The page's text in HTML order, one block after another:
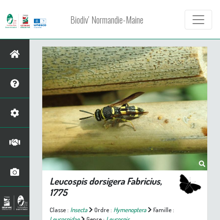
Biodiv' Normandie-Maine
Leucospis dorsigeraFabricius,
1775
Classe : Insecta Ordre : Hymenoptera
Famille :